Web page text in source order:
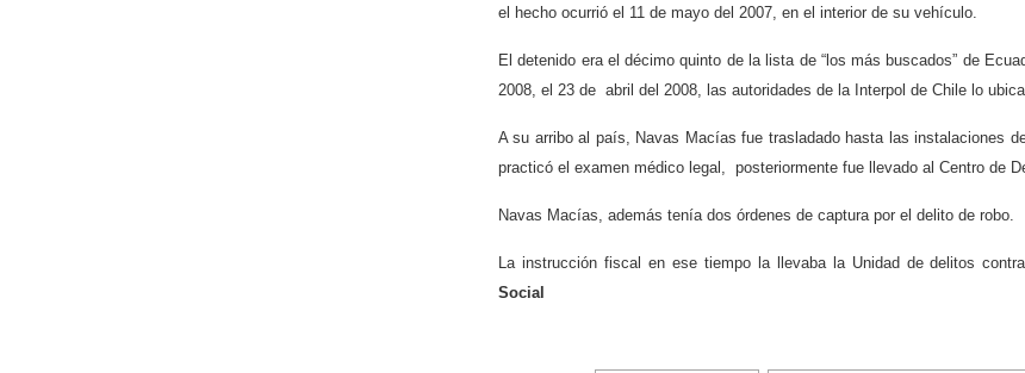
el hecho ocurrió el 11 de mayo del 2007, en el interior de su vehículo.
El detenido era el décimo quinto de la lista de “los más buscados” de
2008, el 23 de abril del 2008, las autoridades de la Interpol de Chile lo
A su arribo al país, Navas Macías fue trasladado hasta las instalaciones
practicó el examen médico legal, posteriormente fue llevado al Centro de
Navas Macías, además tenía dos órdenes de captura por el delito de robo.
La instrucción fiscal en ese tiempo la llevaba la Unidad de delitos
Social